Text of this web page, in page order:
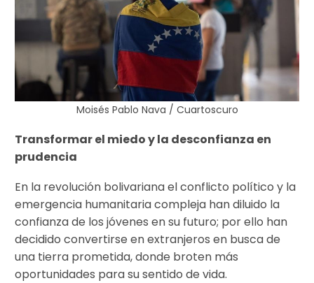
Moisés Pablo Nava / Cuartoscuro
Transformar el miedo y la desconfianza en
prudencia
En la revolución bolivariana el conflicto político y la
emergencia humanitaria compleja han diluido la
confianza de los jóvenes en su futuro; por ello han
decidido convertirse en extranjeros en busca de
una tierra prometida, donde broten más
oportunidades para su sentido de vida.